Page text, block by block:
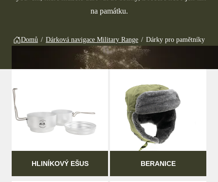
na památku.
Domů / Dárková navigace Military Range / Dárky pro pamětníky
HLINÍKOVÝ EŠUS BERANICE